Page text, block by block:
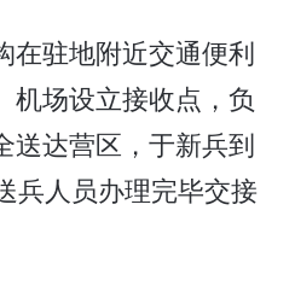
在驻地附近交通便利
机场设立接收点，负
送达营区，于新兵到
兵人员办理完毕交接